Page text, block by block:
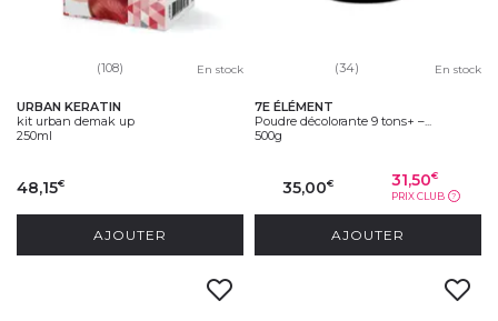
(108) En stock
URBAN KERATIN
kit urban demak up
250ml
48,15€
AJOUTER
(34) En stock
7E ÉLÉMENT
Poudre décolorante 9 tons+ –...
500g
35,00€ 31,50€
PRIX CLUB ?
AJOUTER